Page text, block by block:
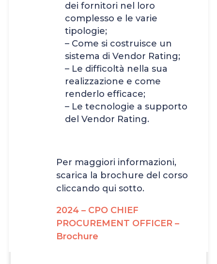
dei fornitori nel loro
complesso e le varie
tipologie;
– Come si costruisce un
sistema di Vendor Rating;
– Le difficoltà nella sua
realizzazione e come
renderlo efficace;
– Le tecnologie a supporto
del Vendor Rating.
Per maggiori informazioni,
scarica la brochure del corso
cliccando qui sotto.
2024 – CPO CHIEF
PROCUREMENT OFFICER –
Brochure